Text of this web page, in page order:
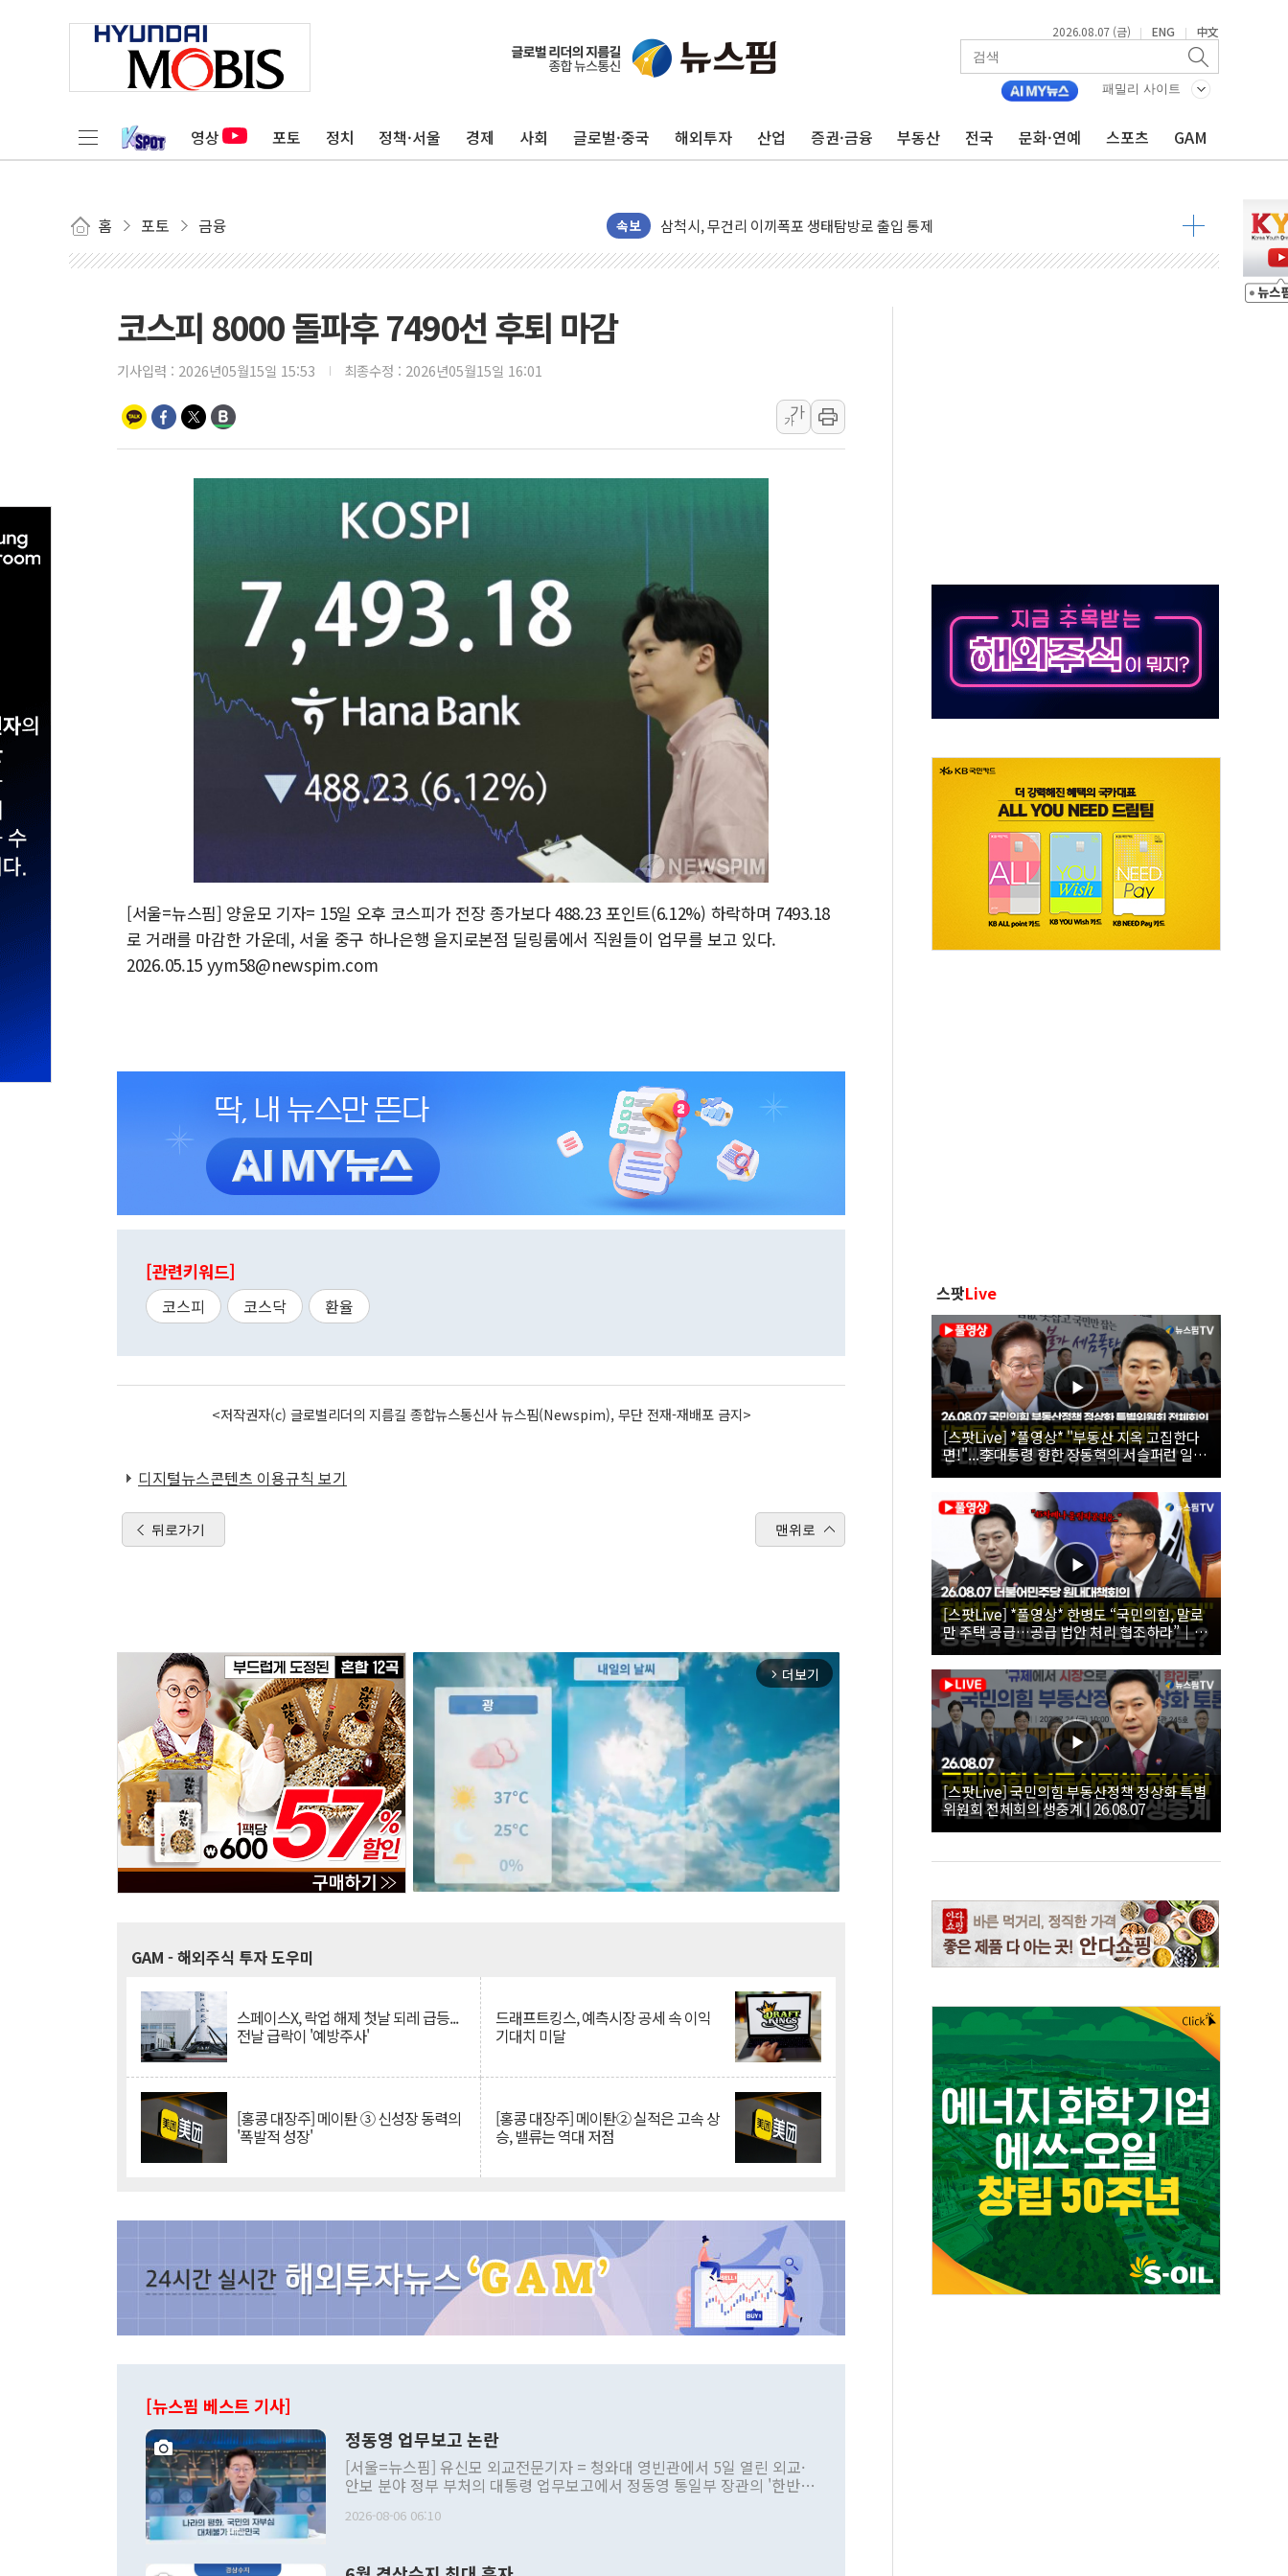
2026.08.07 (금) | ENG | 中文
패밀리 사이트
영상 포토 정치 정책·서울 경제 사회 글로벌·중국 해외투자 산업 증권·금융 부동산 전국 문화·연예 스포츠 GAM
홈 포토 금융 속보
해군1함대 '창설 80주년' 기념식...지역축제 '불금전파, 송정'과 상생
원주시, 첨단의료복합단지 지정 준비 본격화…'AI 데이터 기반 메디테크 혁신허브' 구상
전남광주 화정역 인근 도로 4중 추돌…1명 심정지·5명 부상
청도 문수리 야산서 산불 진화 중...진화헬기 3대 투입
헥토이노베이션, 상반기 매출 첫 2000억원 돌파
민병덕 "오늘 67개 점포 영업 재개...장바구니에 홈플러스 담아달라" 호소
하나금융이 쏘아 올린 CIFO, 금융지주 포용금융 조직개편 신호탄
종합특검, '尹 관저 이전 감사 무마' 유병호 구속 기소
코스피·코스닥 오전 동반 하락…내린 종목이 두 배 넘어
창호 교체하다 난간 무너져…대전서 50대 일용직 추락 사망
장동혁 "규제와 대출 풀고 재개발·재건축 촉진하는 것이 부동산 정상화"
[속보] 종합특검, '尹 관저 이전 감사 무마' 유병호 감사위원 구속 기소
AI에 승부 건 네이버…내년 AI 팩토리 매출 본격화
코스피 8000 돌파후 7490선 후퇴 마감
기사입력 : 2026년05월15일 15:53 최종수정 : 2026년05월15일 16:01
가
가
[서울=뉴스핌] 양윤모 기자= 15일 오후 코스피가 전장 종가보다 488.23 포인트(6.12%) 하락하며 7493.18
로 거래를 마감한 가운데, 서울 중구 하나은행 을지로본점 딜링룸에서 직원들이 업무를 보고 있다.
2026.05.15 yym58@newspim.com
[관련키워드]
코스피 코스닥 환율
<저작권자(c) 글로벌리더의 지름길 종합뉴스통신사 뉴스핌(Newspim), 무단 전재-재배포 금지>
디지털뉴스콘텐츠 이용규칙 보기
뒤로가기 맨위로
arrow_forward_ios 더보기
GAM - 해외주식 투자 도우미
스페이스X, 락업 해제 첫날 되레 급등...
전날 급락이 '예방주사'
드래프트킹스, 예측시장 공세 속 이익
기대치 미달
[홍콩 대장주] 메이퇀 ③ 신성장 동력의
'폭발적 성장'
[홍콩 대장주] 메이퇀② 실적은 고속 상
승, 밸류는 역대 저점
[뉴스핌 베스트 기사]
정동영 업무보고 논란
[서울=뉴스핌] 유신모 외교전문기자 = 청와대 영빈관에서 5일 열린 외교·
안보 분야 정부 부처의 대통령 업무보고에서 정동영 통일부 장관의 '한반도
발언 중에는 정부 내 조율을 거치지 않은 사안을 정책으로 추진하겠다고 공
2026-08-06 06:10
스팟Live
[스팟Live] *풀영상* "부동산 지옥 고집한다
면!"...李대통령 향한 장동혁의 서슬퍼런 일갈
| 26.08.07 국민의힘 부동산정책 정상화 특별
위원회 전체회의
[스팟Live] *풀영상* 한병도 “국민의힘, 말로
만 주택 공급…공급 법안 처리 협조하라”｜
26.08.07 더불어민주당 원내대책회의
[스팟Live] 국민의힘 부동산정책 정상화 특별
위원회 전체회의 생중계 | 26.08.07